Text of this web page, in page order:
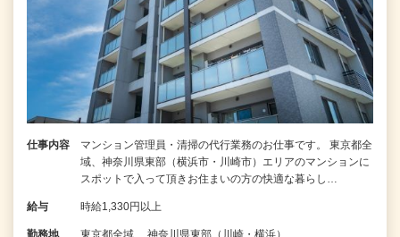
仕事内容
マンション管理員・清掃の代行業務のお仕事です。 東京都全
域、神奈川県東部（横浜市・川崎市）エリアのマンションに
スポットで入って頂きお住まいの方の快適な暮らし…
給与 時給1,330円以上
勤務地 東京都全域、 神奈川県東部（川崎・横浜）